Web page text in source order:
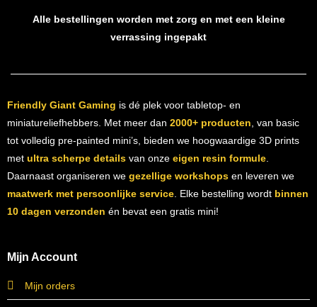
Alle bestellingen worden met zorg en met een kleine
verrassing ingepakt
Friendly Giant Gaming is dé plek voor tabletop- en
miniatureliefhebbers. Met meer dan 2000+ producten , van basic
tot volledig pre-painted mini’s, bieden we hoogwaardige 3D prints
met ultra scherpe detailsvan onze eigen resin formule.
Daarnaast organiseren we gezellige workshopsen leveren we
maatwerk met persoonlijke service. Elke bestelling wordt binnen
10 dagen verzonden én bevat een gratis mini!
Mijn Account
Mijn orders